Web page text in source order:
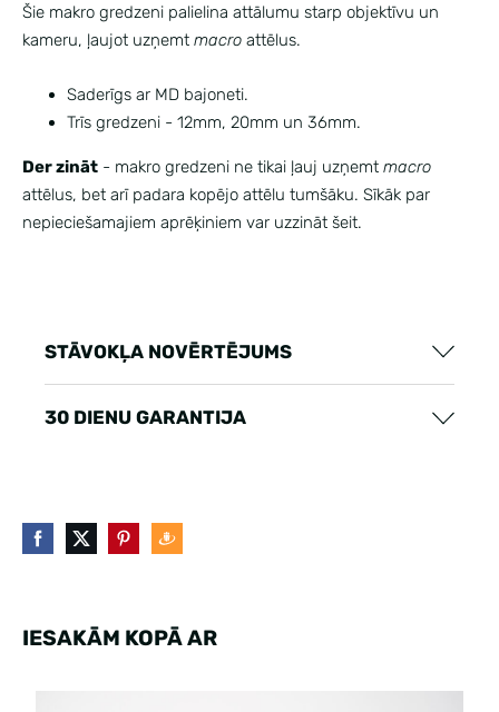
Šie makro gredzeni palielina attālumu starp objektīvu un
kameru, ļaujot uzņemt macro attēlus.
Saderīgs ar MD bajoneti.
Trīs gredzeni - 12mm, 20mm un 36mm.
Der zināt - makro gredzeni ne tikai ļauj uzņemt macro
attēlus, bet arī padara kopējo attēlu tumšāku. Sīkāk par
nepieciešamajiem aprēķiniem var uzzināt šeit.
STĀVOKĻA NOVĒRTĒJUMS
30 DIENU GARANTIJA
IESAKĀM KOPĀ AR